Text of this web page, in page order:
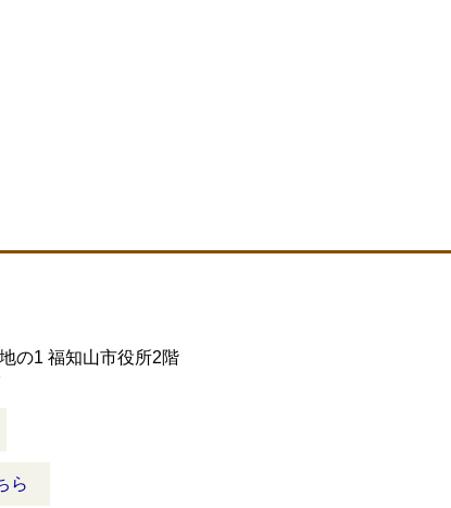
の1 福知山市役所2階
ら